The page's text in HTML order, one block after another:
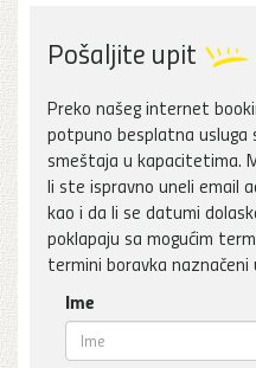
Pošaljite upit
Preko našeg internet
potpuno besplatna usluga
smeštaja u kapacitetima.
li ste ispravno uneli email
kao i da li se datumi
poklapaju sa mogućim
termini boravka naznačeni
Ime